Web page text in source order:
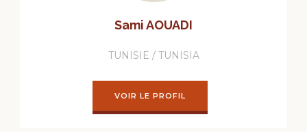
Sami AOUADI
TUNISIE / TUNISIA
VOIR LE PROFIL